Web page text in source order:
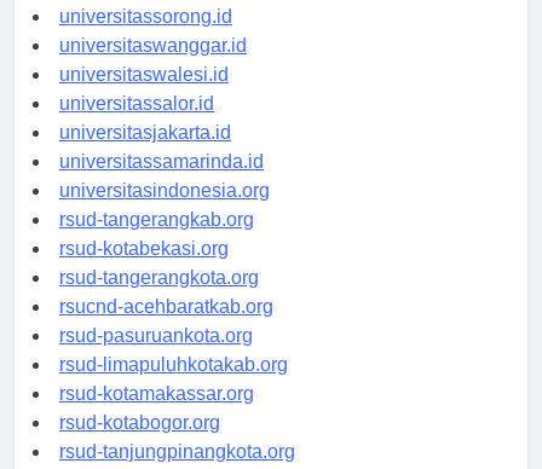
universitassorong.id
universitaswanggar.id
universitaswalesi.id
universitassalor.id
universitasjakarta.id
universitassamarinda.id
universitasindonesia.org
rsud-tangerangkab.org
rsud-kotabekasi.org
rsud-tangerangkota.org
rsucnd-acehbaratkab.org
rsud-pasuruankota.org
rsud-limapuluhkotakab.org
rsud-kotamakassar.org
rsud-kotabogor.org
rsud-tanjungpinangkota.org